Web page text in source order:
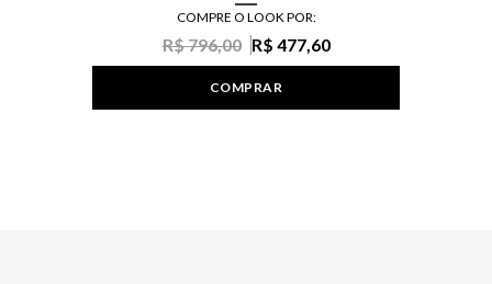
COMPRE O LOOK POR:
R$ 796,00 R$ 477,60
COMPRAR